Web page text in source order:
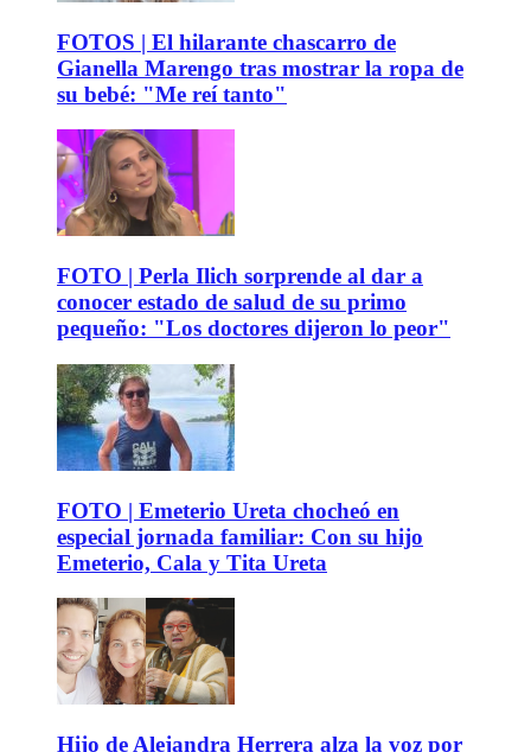
FOTOS | El hilarante chascarro de
Gianella Marengo tras mostrar la ropa de
su bebé: "Me reí tanto"
FOTO | Perla Ilich sorprende al dar a
conocer estado de salud de su primo
pequeño: "Los doctores dijeron lo peor"
FOTO | Emeterio Ureta chocheó en
especial jornada familiar: Con su hijo
Emeterio, Cala y Tita Ureta
Hijo de Alejandra Herrera alza la voz por